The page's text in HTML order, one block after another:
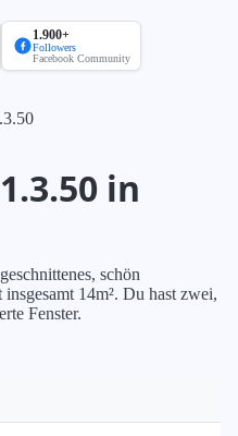
1.900+
Followers
Facebook Community
in
schön
14m². Du hast zwei,
Fenster.